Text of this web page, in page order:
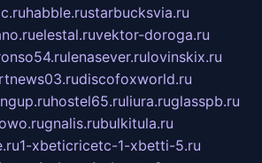
habble.rustarbucksvia.ru
elestal.ruvektor-doroga.ru
lenasever.rulovinskix.ru
discofoxworld.ru
hostel65.ruliura.ruglasspb.ru
gnalis.rubulkitula.ru
1-xbeticricetc-1-xbetti-5.ru